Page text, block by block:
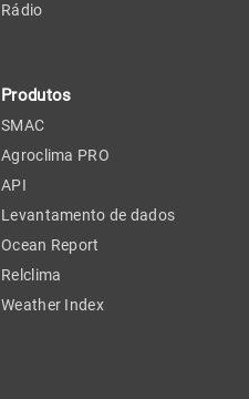
Rádio
Produtos
SMAC
Agroclima PRO
API
Levantamento de dados
Ocean Report
Relclima
Weather Index